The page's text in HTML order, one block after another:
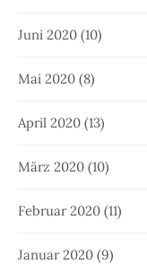
Juni 2020 (10)
Mai 2020 (8)
April 2020 (13)
März 2020 (10)
Februar 2020 (11)
Januar 2020 (9)